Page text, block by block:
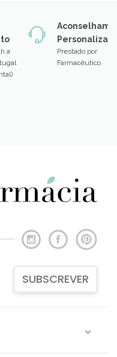
a
Prestado por
Farmacêutico
SUBSCREVER